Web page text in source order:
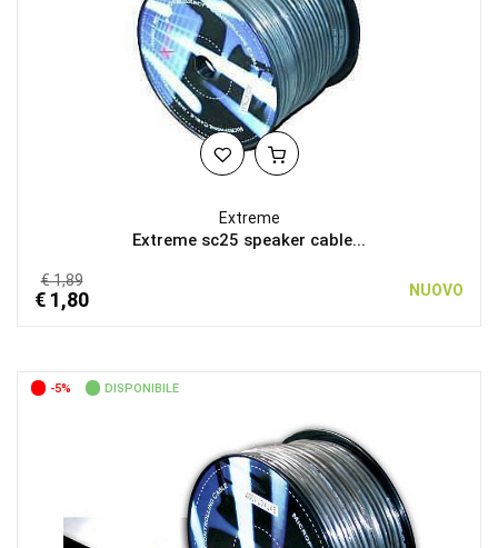
Extreme
Extreme sc25 speaker cable...
€ 1,89
€ 1,80 NUOVO
-5% DISPONIBILE